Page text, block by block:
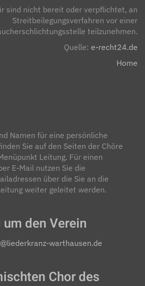
sind nicht bereit oder verpflichtet, an
Streitbeilegungsverfahren vor einer
teilzunehmen.
Quelle: e-recht24.de
Home
Namen für eine persönliche
Sie auf den Seiten der Chöre
Leitung. Für einen
E-Mail nutzen Sie die
über die Sie an die
weiter geleitet werden.
den Verein
warthausen.de
Chor des